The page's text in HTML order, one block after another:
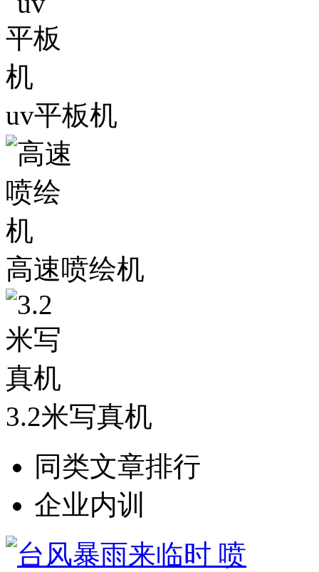
uv平板机
高速喷绘机
3.2米写真机
同类文章排行
企业内训